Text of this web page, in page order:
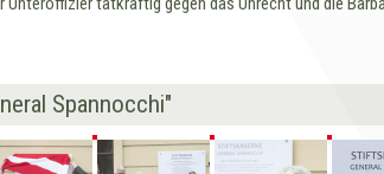
Spannocchi"